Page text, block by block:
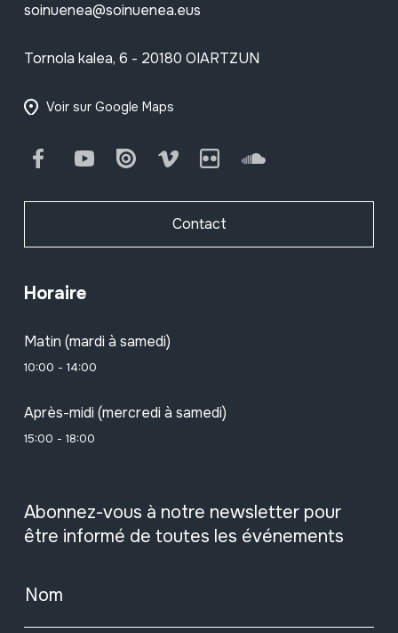
soinuenea@soinuenea.eus
Tornola kalea, 6 - 20180 OIARTZUN
Voir sur Google Maps
FacebookYoutube Issuu Vimeo Flickr SoundCloud
Contact
Horaire
Matin (mardi à samedi)
10:00 - 14:00
Après-midi (mercredi à samedi)
15:00 - 18:00
Abonnez-vous à notre newsletter pour
être informé de toutes les événements
Nom